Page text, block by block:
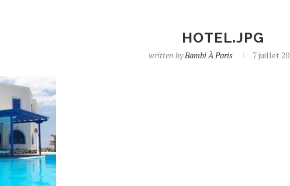
HOTEL.JPG
written byBambi À Paris 7 juillet